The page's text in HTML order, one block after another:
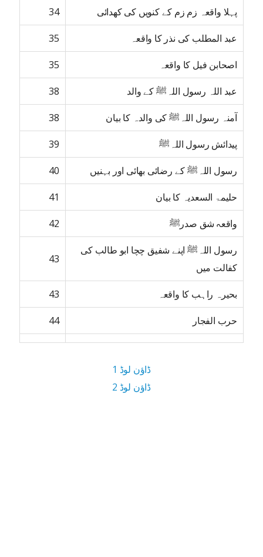
پہلا واقعہ زم زم کے کنویں کی کھدائی 34
عبد المطلب کی نذر کا واقعہ 35
اصحابن فیل کا واقعہ 35
عبد اللہ رسول اللہﷺ کے والد 38
آمنہ رسول اللہﷺ کی والدہ کا بیان 38
پیدائش رسول اللہﷺ 39
رسول اللہﷺ کے رضائی بھائی اور بہنیں 40
حلیمۃ السعدیہ کا بیان 41
واقعہ شق صدرﷺ 42
رسول اللہﷺ اپنے شفیق چچا ابو طالب کی
کفالت میں
43
بحیرہ راہب کا واقعہ 43
حرب الفجار 44
ڈاؤن لوڈ 1
ڈاؤن لوڈ 2